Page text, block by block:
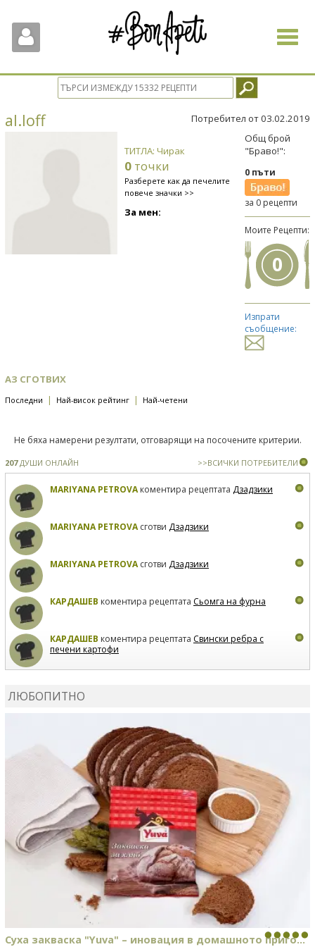
Toggle
al.loff Потребител от 03.02.2019
ТИТЛА: Чирак
0 точки
Разберете как да печелите
повече значки >>
За мен:
Общ брой
"Браво!":
0 пъти
за 0 рецепти
Моите Рецепти:
0
Изпрати
съобщение:
АЗ СГОТВИХ
Последни | Най-висок рейтинг | Най-четени
Не бяха намерени резултати, отговарящи на посочените критерии.
207ДУШИ ОНЛАЙН >>ВСИЧКИ ПОТРЕБИТЕЛИ
MARIYANA PETROVAкоментира рецептата Дзадзики
MARIYANA PETROVAсготви Дзадзики
MARIYANA PETROVAсготви Дзадзики
КАРДАШЕВ коментира рецептата Сьомга на фурна
КАРДАШЕВ коментира рецептата Свински ребра с
печени картофи
ЛЮБОПИТНО
Суха закваска "Yuva" – иновация в домашното приго...